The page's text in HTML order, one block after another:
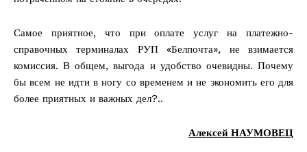
Самое приятное, что при оплате услуг на платежно-
справочных терминалах РУП «Белпочта», не взимается
комиссия. В общем, выгода и удобство очевидны. Почему
бы всем не идти в ногу со временем и не экономить его для
более приятных и важных дел?..
Алексей НАУМОВЕЦ